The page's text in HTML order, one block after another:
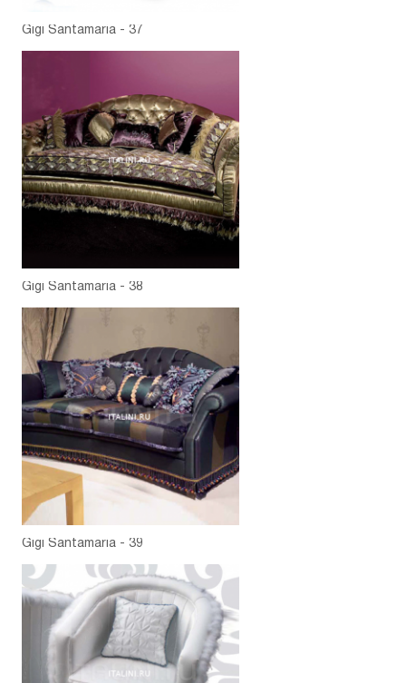
Gigi Santamaria - 37
Gigi Santamaria - 38
Gigi Santamaria - 39